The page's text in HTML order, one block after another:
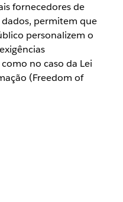
fornecedores de
permitem que
personalizem o
no caso da Lei
(Freedom of